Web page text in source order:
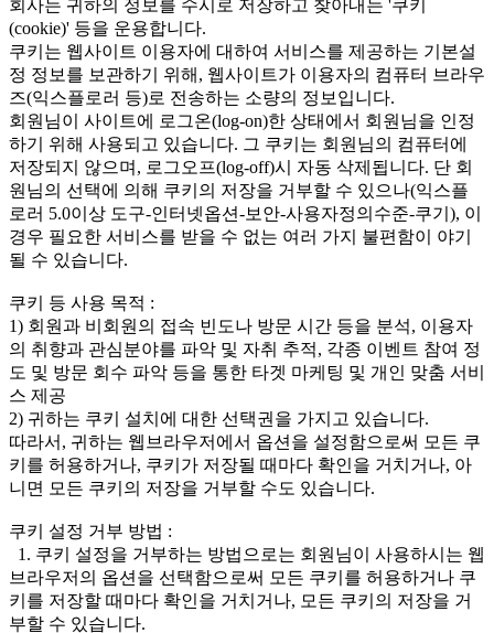
회사는 귀하의 정보를 수시로 저장하고 찾아내는 '쿠키
(cookie)' 등을 운용합니다.
쿠키는 웹사이트 이용자에 대하여 서비스를 제공하는 기본설
정 정보를 보관하기 위해, 웹사이트가 이용자의 컴퓨터 브라우
즈(익스플로러 등)로 전송하는 소량의 정보입니다.
회원님이 사이트에 로그온(log-on)한 상태에서 회원님을 인정
하기 위해 사용되고 있습니다. 그 쿠키는 회원님의 컴퓨터에
저장되지 않으며, 로그오프(log-off)시 자동 삭제됩니다. 단 회
원님의 선택에 의해 쿠키의 저장을 거부할 수 있으나(익스플
로러 5.0이상 도구-인터넷옵션-보안-사용자정의수준-쿠기), 이
경우 필요한 서비스를 받을 수 없는 여러 가지 불편함이 야기
될 수 있습니다.
쿠키 등 사용 목적 :
1) 회원과 비회원의 접속 빈도나 방문 시간 등을 분석, 이용자
의 취향과 관심분야를 파악 및 자취 추적, 각종 이벤트 참여 정
도 및 방문 회수 파악 등을 통한 타겟 마케팅 및 개인 맞춤 서비
스 제공
2) 귀하는 쿠키 설치에 대한 선택권을 가지고 있습니다.
따라서, 귀하는 웹브라우저에서 옵션을 설정함으로써 모든 쿠
키를 허용하거나, 쿠키가 저장될 때마다 확인을 거치거나, 아
니면 모든 쿠키의 저장을 거부할 수도 있습니다.
쿠키 설정 거부 방법 :
1. 쿠키 설정을 거부하는 방법으로는 회원님이 사용하시는 웹
브라우저의 옵션을 선택함으로써 모든 쿠키를 허용하거나 쿠
키를 저장할 때마다 확인을 거치거나, 모든 쿠키의 저장을 거
부할 수 있습니다.